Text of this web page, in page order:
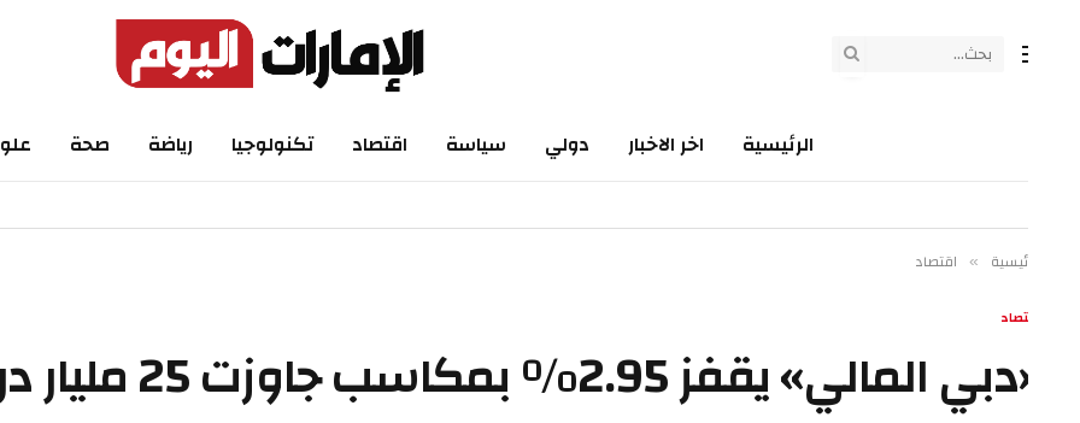
الرئيسية اخر الاخبار دولي سياسة اقتصاد تكنولوجيا رياضة صحة علوم
» اقتصاد
المالي» يقفز 2.95% بمكاسب جاوزت 25 مليار درهم